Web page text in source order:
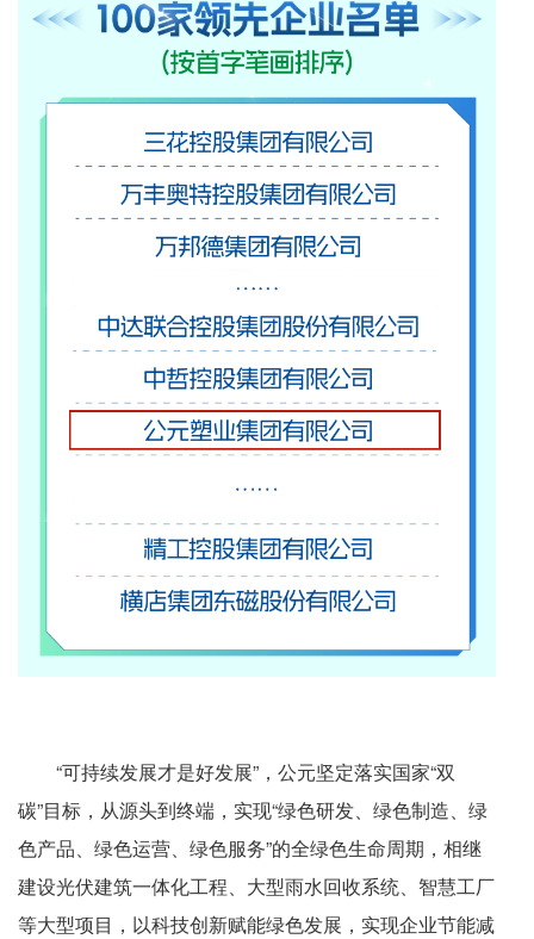
“可持续发展才是好发展”，公元坚定落实国家“双
碳”目标，从源头到终端，实现“绿色研发、绿色制造、绿
色产品、绿色运营、绿色服务”的全绿色生命周期，相继
建设光伏建筑一体化工程、大型雨水回收系统、智慧工厂
等大型项目，以科技创新赋能绿色发展，实现企业节能减